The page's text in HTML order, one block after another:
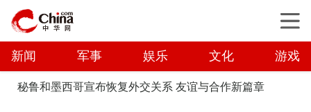
新闻 军事 娱乐 文化 游戏
秘鲁和墨西哥宣布恢复外交关系 友谊与合作新篇章